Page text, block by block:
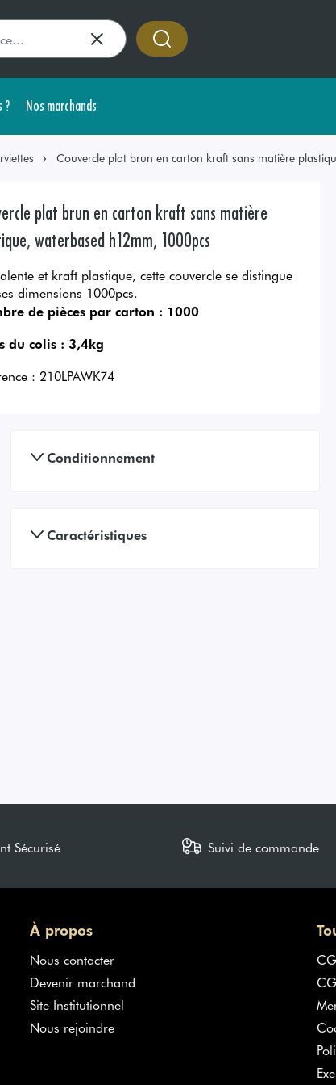
? Nos marchands
Couvercle plat brun en carton kraft sans matière
plat brun en carton kraft sans matière
waterbased h12mm, 1000pcs
et kraft plastique, cette couvercle se distingue
dimensions 1000pcs.
de pièces par carton : 1000
du colis : 3,4kg
: 210LPAWK74
Conditionnement
Caractéristiques
Sécurisé Suivi de commande
À propos
Nous contacter
Devenir marchand
Site Institutionnel
Nous rejoindre